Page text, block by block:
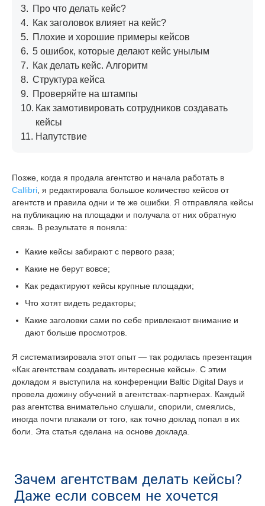
3. Про что делать кейс?
4. Как заголовок влияет на кейс?
5. Плохие и хорошие примеры кейсов
6. 5 ошибок, которые делают кейс унылым
7. Как делать кейс. Алгоритм
8. Структура кейса
9. Проверяйте на штампы
10. Как замотивировать сотрудников создавать
кейсы
11. Напутствие
Позже, когда я продала агентство и начала работать в
Callibri , я редактировала большое количество кейсов от
агентств и правила одни и те же ошибки. Я отправляла кейсы
на публикацию на площадки и получала от них обратную
связь. В результате я поняла:
Какие кейсы забирают с первого раза;
Какие не берут вовсе;
Как редактируют кейсы крупные площадки;
Что хотят видеть редакторы;
Какие заголовки сами по себе привлекают внимание и
дают больше просмотров.
Я систематизировала этот опыт — так родилась презентация
«Как агентствам создавать интересные кейсы». С этим
докладом я выступила на конференции Baltic Digital Days и
провела дюжину обучений в агентствах-партнерах. Каждый
раз агентства внимательно слушали, спорили, смеялись,
иногда почти плакали от того, как точно доклад попал в их
боли. Эта статья сделана на основе доклада.
Зачем агентствам делать кейсы?
Даже если совсем не хочется